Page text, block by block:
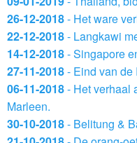
26-12-2018- Het ware
22-12-2018- Langkawi
14-12-2018- Singapore
27-11-2018- Eind van de
06-11-2018- Het verhaal
Marleen.
30-10-2018- Belitung &